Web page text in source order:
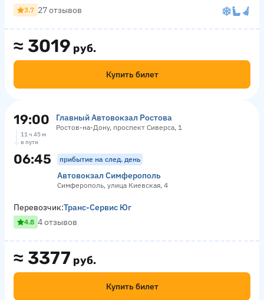
≈ 3019 руб.
Купить билет
3.7 27 отзывов
19:00 Главный Автовокзал Ростова
Ростов-на-Дону, проспект Сиверса, 1
11 ч 45 м
в пути
06:45 прибытие на след. день
Автовокзал Симферополь
Симферополь, улица Киевская, 4
≈ 3377 руб.
Купить билет
Перевозчик:Транс-Сервис Юг
4.8 4 отзывов